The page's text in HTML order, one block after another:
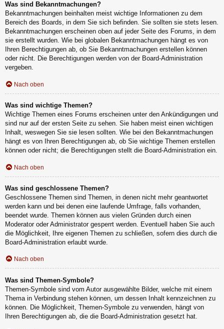
Was sind Bekanntmachungen?
Bekanntmachungen beinhalten meist wichtige Informationen zu dem
Bereich des Boards, in dem Sie sich befinden. Sie sollten sie stets lesen.
Bekanntmachungen erscheinen oben auf jeder Seite des Forums, in dem
sie erstellt wurden. Wie bei globalen Bekanntmachungen hängt es von
Ihren Berechtigungen ab, ob Sie Bekanntmachungen erstellen können
oder nicht. Die Berechtigungen werden von der Board-Administration
vergeben.
Nach oben
Was sind wichtige Themen?
Wichtige Themen eines Forums erscheinen unter den Ankündigungen und
sind nur auf der ersten Seite zu sehen. Sie haben meist einen wichtigen
Inhalt, weswegen Sie sie lesen sollten. Wie bei den Bekanntmachungen
hängt es von Ihren Berechtigungen ab, ob Sie wichtige Themen erstellen
können oder nicht; die Berechtigungen stellt die Board-Administration ein.
Nach oben
Was sind geschlossene Themen?
Geschlossene Themen sind Themen, in denen nicht mehr geantwortet
werden kann und bei denen eine laufende Umfrage, falls vorhanden,
beendet wurde. Themen können aus vielen Gründen durch einen
Moderator oder Administrator gesperrt werden. Eventuell haben Sie auch
die Möglichkeit, Ihre eigenen Themen zu schließen, sofern dies durch die
Board-Administration erlaubt wurde.
Nach oben
Was sind Themen-Symbole?
Themen-Symbole sind vom Autor ausgewählte Bilder, welche mit einem
Thema in Verbindung stehen können, um dessen Inhalt kennzeichnen zu
können. Die Möglichkeit, Themen-Symbole zu verwenden, hängt von
Ihren Berechtigungen ab, die die Board-Administration gesetzt hat.